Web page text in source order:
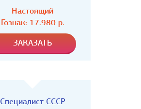
Настоящий
Гознак: 17.980р.
Специалист СССР